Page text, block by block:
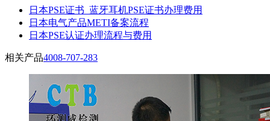
日本PSE证书_蓝牙耳机PSE证书办理费用
日本电气产品METI备案流程
日本PSE认证办理流程与费用
相关产品4008-707-283